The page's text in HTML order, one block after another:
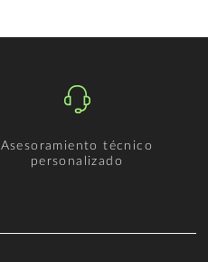
Asesoramiento técnico
personalizado